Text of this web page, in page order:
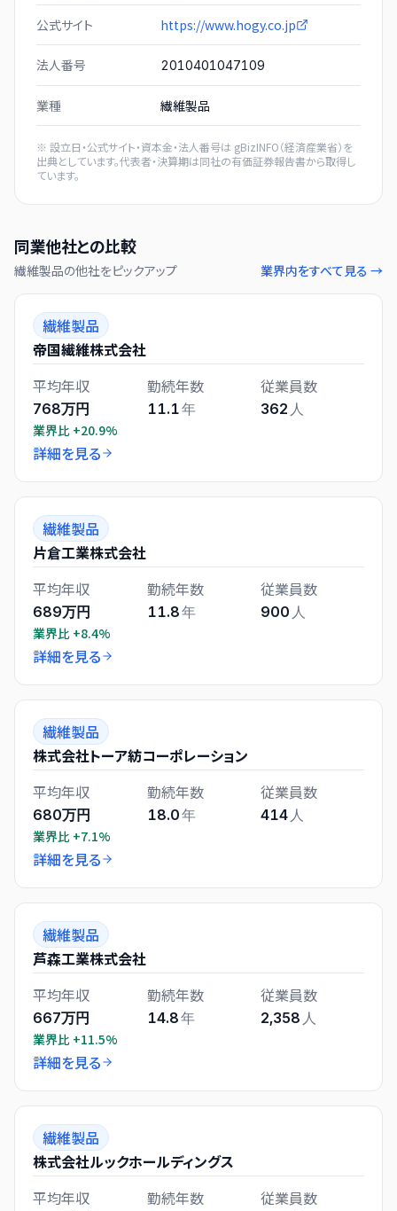
公式サイト https://www.hogy.co.jp
法人番号 2010401047109
業種 繊維製品
※ 設立日・公式サイト・資本金・法人番号は gBizINFO（経済産業省）を
出典としています。代表者・決算期は同社の有価証券報告書から取得し
ています。
同業他社との比較
繊維製品の他社をピックアップ 業界内をすべて見る →
繊維製品
帝国繊維株式会社
平均年収
768万円
業界比 +20.9%
勤続年数
11.1年
従業員数
362 人
詳細を見る
繊維製品
片倉工業株式会社
平均年収
689万円
業界比 +8.4%
勤続年数
11.8年
従業員数
900 人
詳細を見る
繊維製品
株式会社トーア紡コーポレーション
平均年収
680万円
業界比 +7.1%
勤続年数
18.0年
従業員数
414 人
詳細を見る
繊維製品
芦森工業株式会社
平均年収
667万円
業界比 +11.5%
勤続年数
14.8年
従業員数
2,358 人
詳細を見る
繊維製品
株式会社ルックホールディングス
平均年収
勤続年数 従業員数